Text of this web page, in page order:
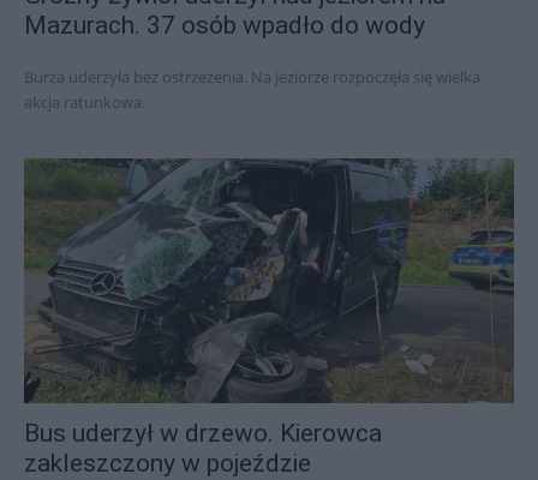
Mazurach. 37 osób wpadło do wody
Burza uderzyła bez ostrzeżenia. Na jeziorze rozpoczęła się wielka
akcja ratunkowa.
Bus uderzył w drzewo. Kierowca
zakleszczony w pojeździe